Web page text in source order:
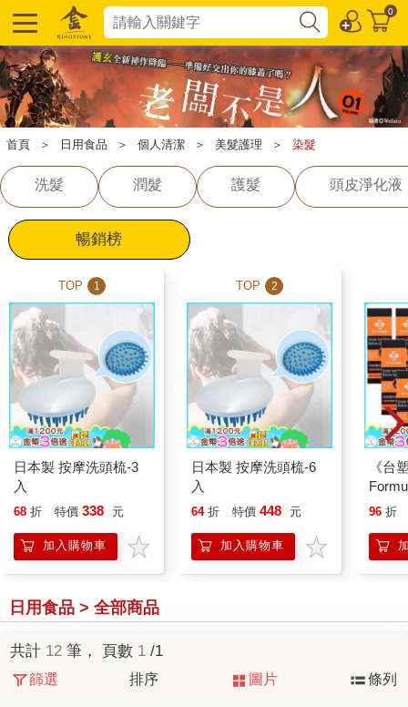
0
首頁 ＞ 日用食品 ＞ 個人清潔 ＞ 美髮護理 ＞ 染髮
洗髮 潤髮 護髮 頭皮淨化液
暢銷榜
TOP 1
日本製 按摩洗頭梳-3
入
68 折 特價 338 元
加入購物車
TOP 2
日本製 按摩洗頭梳-6
入
64 折 特價 448 元
加入購物車
《台
液
96 折
日用食品 > 全部商品
共計 12 筆， 頁數 1 /1
篩選 排序 圖片 條列